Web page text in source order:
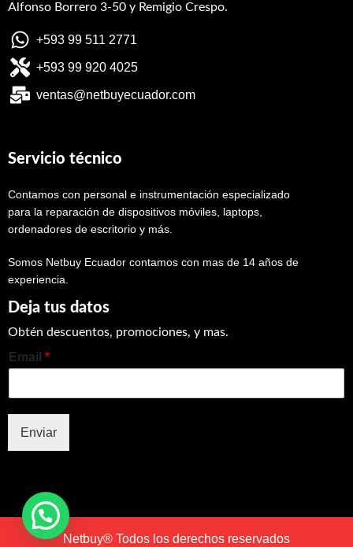
Alfonso Borrero 3-50 y Remigio Crespo.
+593 99 511 2771
+593 99 920 4025
ventas@netbuyecuador.com
Servicio técnico
Contamos con personal e instrumentación especializado
para la reparación de dispositivos móviles, laptops,
ordenadores de escritorio y más.
Somos Netbuy Ecuador contamos con mas de 14 años de
experiencia.
Deja tus datos
Obtén descuentos, promociones, y mas.
Email *
Enviar
Netbuy® Todos los derechos reservados